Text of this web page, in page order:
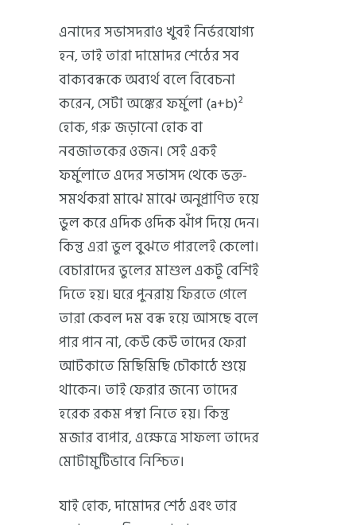
এনাদের সভাসদরাও খুবই নির্ভরযোগ্য
হন, তাই তারা দামোদর শেঠের সব
বাক্যবন্ধকে অব্যর্থ বলে বিবেচনা
করেন, সেটা অঙ্কের ফর্মুলা (a+b)²
হোক, গরু জড়ানো হোক বা
নবজাতকের ওজন। সেই একই
ফর্মুলাতে এদের সভাসদ থেকে ভক্ত-
সমর্থকরা মাঝে মাঝে অনুপ্রাণিত হয়ে
ভুল করে এদিক ওদিক ঝাঁপ দিয়ে দেন।
কিন্তু এরা ভুল বুঝতে পারলেই কেলো।
বেচারাদের ভুলের মাশুল একটু বেশিই
দিতে হয়। ঘরে পুনরায় ফিরতে গেলে
তারা কেবল দম বন্ধ হয়ে আসছে বলে
পার পান না, কেউ কেউ তাদের ফেরা
আটকাতে মিছিমিছি চৌকাঠে শুয়ে
থাকেন। তাই ফেরার জন্যে তাদের
হরেক রকম পন্থা নিতে হয়। কিন্তু
মজার ব্যপার, এক্ষেত্রে সাফল্য তাদের
মোটামুটিভাবে নিশ্চিত।
যাই হোক, দামোদর শেঠ এবং তার